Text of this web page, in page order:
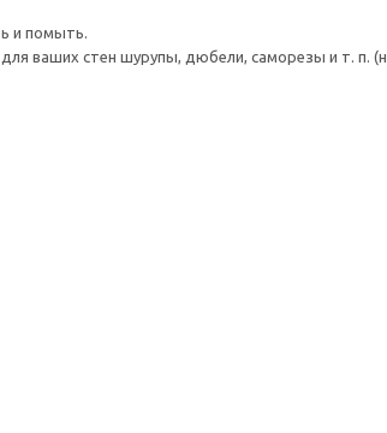
и помыть.
ваших стен шурупы, дюбели, саморезы и т. п.